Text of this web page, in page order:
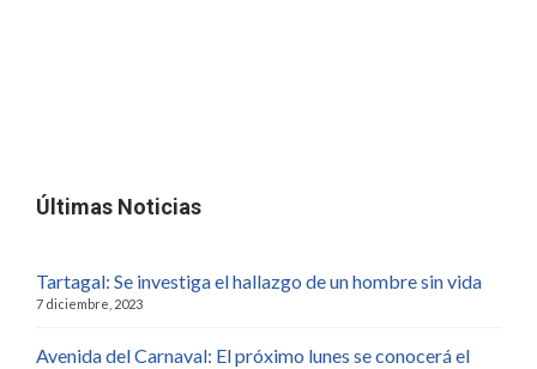
Últimas Noticias
Tartagal: Se investiga el hallazgo de un hombre sin vida
7 diciembre, 2023
Avenida del Carnaval: El próximo lunes se conocerá el